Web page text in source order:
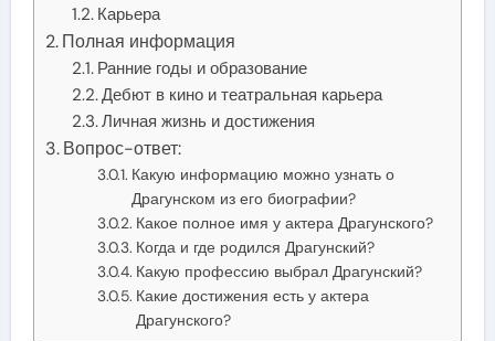
Карьера
Полная информация
Ранние годы и образование
Дебют в кино и театральная карьера
Личная жизнь и достижения
Вопрос-ответ:
Какую информацию можно узнать о
Драгунском из его биографии?
Какое полное имя у актера Драгунского?
Когда и где родился Драгунский?
Какую профессию выбрал Драгунский?
Какие достижения есть у актера
Драгунского?